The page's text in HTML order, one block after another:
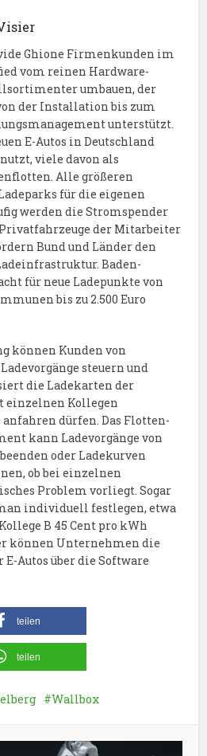
Ghione Firmenkunden im
vom reinen Hardware-
umbauen, der
der Installation bis zum
unterstützt.
E-Autos in Deutschland
viele davon als
Alle größeren
für die eigenen
werden die Stromspender
der Mitarbeiter
Bund und Länder den
Baden-
für neue Ladepunkte von
bis zu 2.500 Euro
können Kunden von
steuern und
die Ladekarten der
einzelnen Kollegen
anfahren dürfen. Das Flotten-
kann Ladevorgänge von
oder Ladekurven
ob bei einzelnen
Problem vorliegt. Sogar
individuell festlegen, etwa
B 45 Cent pro kWh
können Unternehmen die
Autos über die Software
teilen
teilen
Wallbox